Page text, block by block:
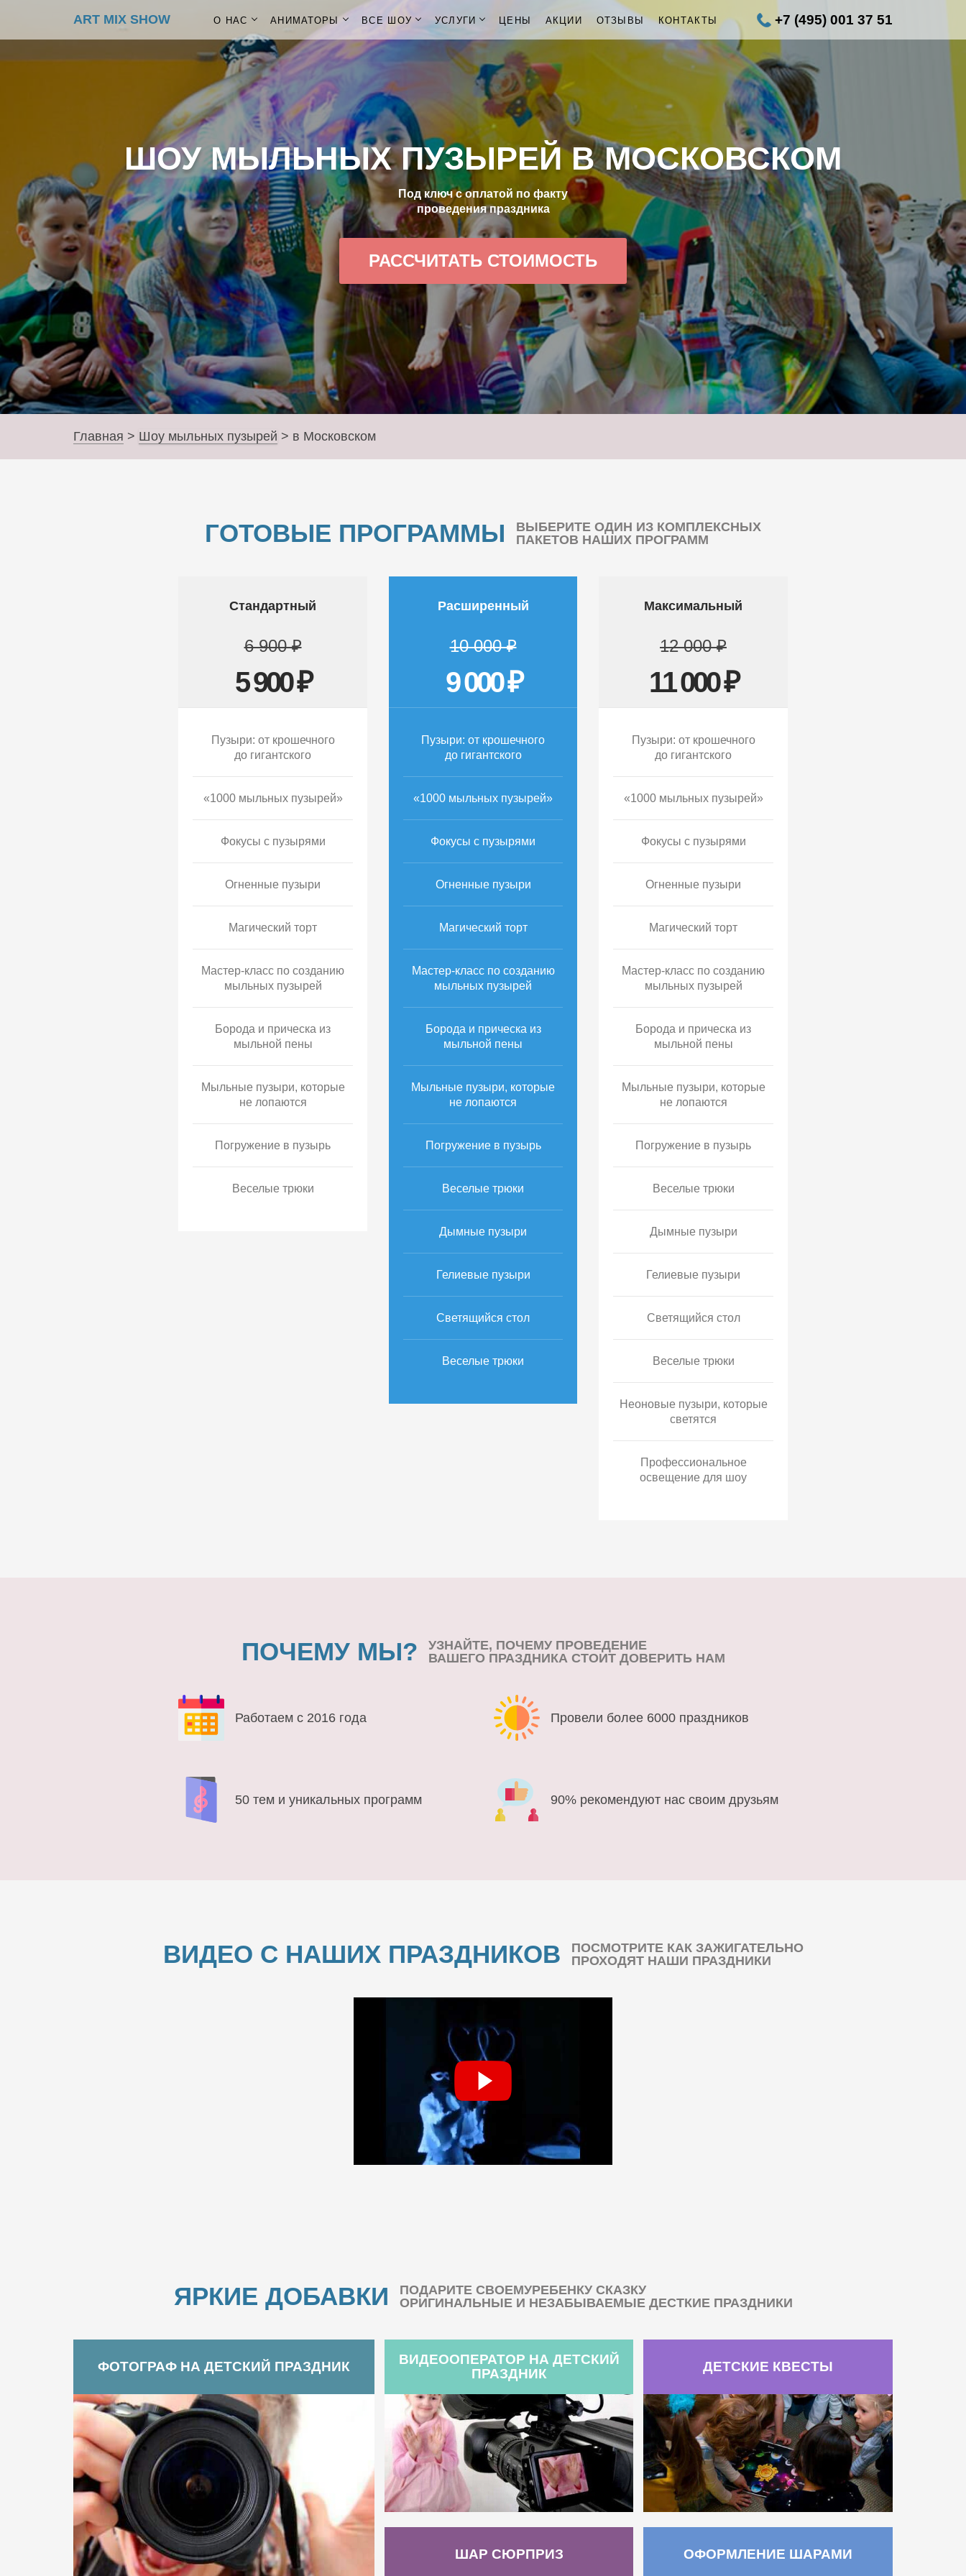
ART MIX SHOW О НАС АНИМАТОРЫ ВСЕ ШОУ УСЛУГИ ЦЕНЫ АКЦИИ ОТЗЫВЫ КОНТАКТЫ +7 (495) 001 37 51
ШОУ МЫЛЬНЫХ ПУЗЫРЕЙ В МОСКОВСКОМ
Под ключ с оплатой по факту
проведения праздника
РАССЧИТАТЬ СТОИМОСТЬ
Главная > Шоу мыльных пузырей > в Московском
ГОТОВЫЕ ПРОГРАММЫ
ВЫБЕРИТЕ ОДИН ИЗ КОМПЛЕКСНЫХ
ПАКЕТОВ НАШИХ ПРОГРАММ
Стандартный
6 900 ₽
5 900 ₽
Пузыри: от крошечного
до гигантского
«1000 мыльных пузырей»
Фокусы с пузырями
Огненные пузыри
Магический торт
Мастер-класс по созданию
мыльных пузырей
Борода и прическа из
мыльной пены
Мыльные пузыри, которые
не лопаются
Погружение в пузырь
Веселые трюки
Расширенный
10 000 ₽
9 000 ₽
Пузыри: от крошечного
до гигантского
«1000 мыльных пузырей»
Фокусы с пузырями
Огненные пузыри
Магический торт
Мастер-класс по созданию
мыльных пузырей
Борода и прическа из
мыльной пены
Мыльные пузыри, которые
не лопаются
Погружение в пузырь
Веселые трюки
Дымные пузыри
Гелиевые пузыри
Светящийся стол
Веселые трюки
Максимальный
12 000 ₽
11 000 ₽
Пузыри: от крошечного
до гигантского
«1000 мыльных пузырей»
Фокусы с пузырями
Огненные пузыри
Магический торт
Мастер-класс по созданию
мыльных пузырей
Борода и прическа из
мыльной пены
Мыльные пузыри, которые
не лопаются
Погружение в пузырь
Веселые трюки
Дымные пузыри
Гелиевые пузыри
Светящийся стол
Веселые трюки
Неоновые пузыри, которые
светятся
Профессиональное
освещение для шоу
ПОЧЕМУ МЫ?
УЗНАЙТЕ, ПОЧЕМУ ПРОВЕДЕНИЕ
ВАШЕГО ПРАЗДНИКА СТОИТ ДОВЕРИТЬ НАМ
Работаем с 2016 года Провели более 6000 праздников
50 тем и уникальных программ 90% рекомендуют нас своим друзьям
ВИДЕО С НАШИХ ПРАЗДНИКОВ
ПОСМОТРИТЕ КАК ЗАЖИГАТЕЛЬНО
ПРОХОДЯТ НАШИ ПРАЗДНИКИ
ЯРКИЕ ДОБАВКИ
ПОДАРИТЕ СВОЕМУРЕБЕНКУ СКАЗКУ
ОРИГИНАЛЬНЫЕ И НЕЗАБЫВАЕМЫЕ ДЕСТКИЕ ПРАЗДНИКИ
ФОТОГРАФ НА ДЕТСКИЙ ПРАЗДНИК
ВИДЕООПЕРАТОР НА ДЕТСКИЙ
ПРАЗДНИК
ДЕТСКИЕ КВЕСТЫ
ШАР СЮРПРИЗ ОФОРМЛЕНИЕ ШАРАМИ